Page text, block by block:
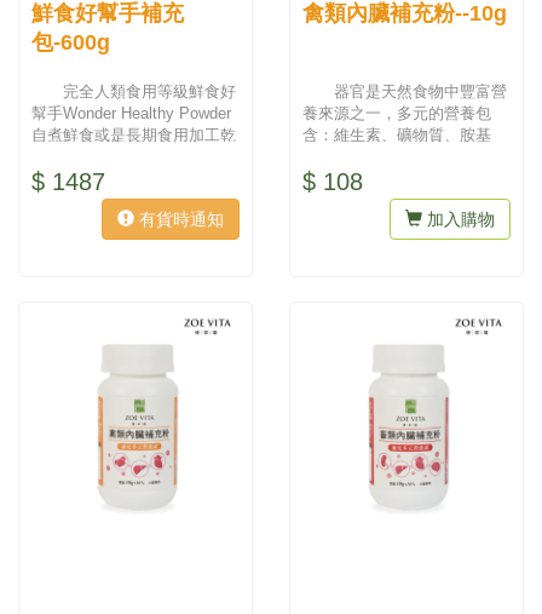
鮮食好幫手補充
包-600g
完全人類食用等級鮮食好
幫手Wonder Healthy Powder
自煮鮮食或是長期食用加工乾
$ 1487
有貨時通知
禽類內臟補充粉--10g
器官是天然食物中豐富營
養來源之一，多元的營養包
含：維生素、礦物質、胺基
新鮮雞、...
$ 108
加入購物